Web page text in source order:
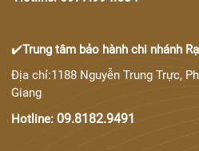
✔️Trung tâm bảo hành chi nhánh
Địa chỉ:1188 Nguyễn Trung Trực,
Giang
Hotline: 09.8182.9491